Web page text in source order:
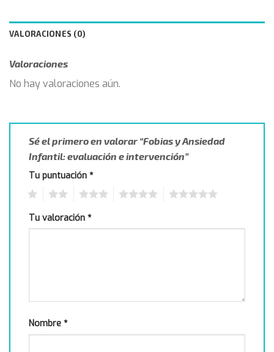
VALORACIONES (0)
Valoraciones
No hay valoraciones aún.
Sé el primero en valorar “Fobias y Ansiedad
Infantil: evaluación e intervención”
Tu puntuación *
Tu valoración *
Nombre *